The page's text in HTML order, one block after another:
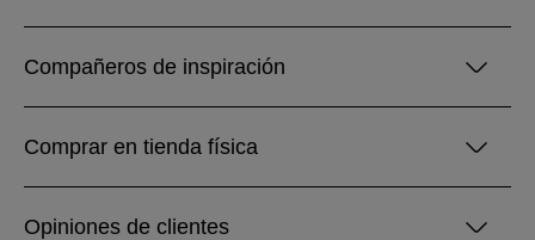
Compañeros de inspiración
Comprar en tienda física
Opiniones de clientes